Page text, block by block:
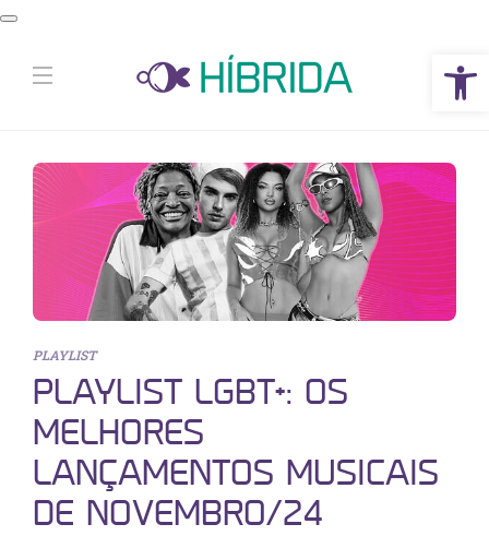
Abrir a barra de ferramentas
PLAYLIST
PLAYLIST LGBT+: OS
MELHORES
LANÇAMENTOS MUSICAIS
DE NOVEMBRO/24